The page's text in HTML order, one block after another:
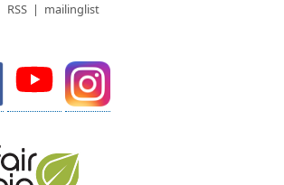
RSS | mailinglist